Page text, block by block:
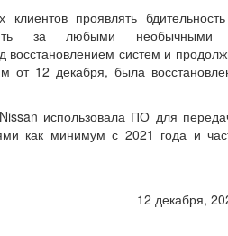
клиентов проявлять
за любыми необычными
восстановлением систем и
от 12 декабря, была
использовала ПО для
как минимум с 2021 года и
12 декабря,